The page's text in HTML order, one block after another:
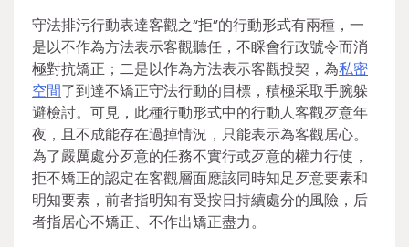
守法排污行動表達客觀之“拒”的行動形式有兩種，一
是以不作為方法表示客觀聽任，不睬會行政號令而消
極對抗矯正；二是以作為方法表示客觀投契，為私密
空間了到達不矯正守法行動的目標，積極采取手腕躲
避檢討。可見，此種行動形式中的行動人客觀歹意年
夜，且不成能存在過掉情況，只能表示為客觀居心。
為了嚴厲處分歹意的任務不實行或歹意的權力行使，
拒不矯正的認定在客觀層面應該同時知足歹意要素和
明知要素，前者指明知有受按日持續處分的風險，后
者指居心不矯正、不作出矯正盡力。